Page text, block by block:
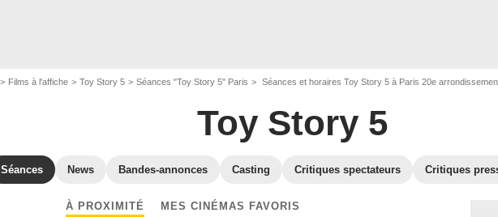
Films à l'affiche Toy Story 5 Séances "Toy Story 5" Paris Séances et horaires Toy Story 5 à Paris 20e
Toy Story 5
Séances News Bandes-annonces Casting Critiques spectateurs Critiques
À PROXIMITÉ MES CINÉMAS FAVORIS